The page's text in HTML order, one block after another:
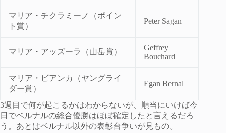
マリア・チクラミーノ（ポイン
ト賞）
Peter Sagan
マリア・アッズーラ（山岳賞）
Geffrey
Bouchard
マリア・ビアンカ（ヤングライ
ダー賞）
Egan Bernal
3週目で何が起こるかはわからないが、順当にいけば今
日でベルナルの総合優勝はほぼ確定したと言えるだろ
う。あとはベルナル以外の表彰台争いが見もの。